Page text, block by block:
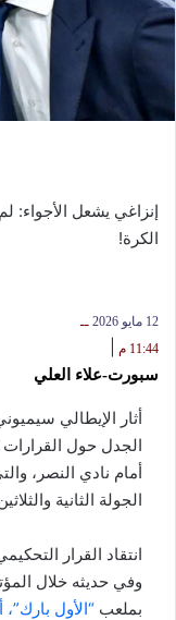
إنزاغي يشعل الأجواء:
الكرة!
12 مايو 2026
ــ
11:44 م
سبورت-علاء العلي
أثار الإيطالي
الجدل حول القرارات
الجولة الثانية
انتقاد القرار
وفي حديثه خلال
بملعب “الأول